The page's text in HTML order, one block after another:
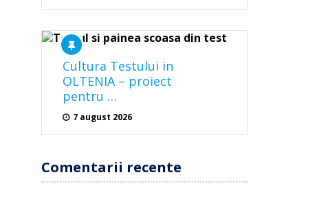
Cultura Testului in
OLTENIA – proiect
pentru …
7 august 2026
Comentarii recente